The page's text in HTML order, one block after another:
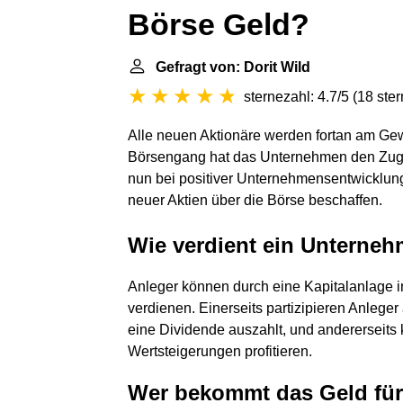
Börse Geld?
Gefragt von: Dorit Wild
sternezahl: 4.7/5 (18
Alle neuen Aktionäre werden fortan am
Börsengang hat das Unternehmen den
nun bei positiver
neuer Aktien über die Börse beschaffen.
Wie verdient ein
Anleger können durch eine Kapitalanlage
verdienen. Einerseits partizipieren
eine Dividende auszahlt, und
Wertsteigerungen profitieren.
Wer bekommt das Geld